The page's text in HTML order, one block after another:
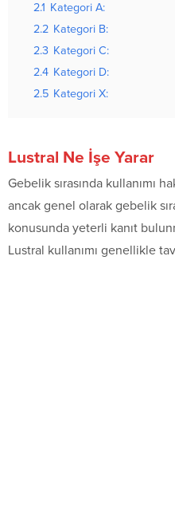
2.1 Kategori A:
2.2 Kategori B:
2.3 Kategori C:
2.4 Kategori D:
2.5 Kategori X:
Lustral Ne İşe Yarar
Gebelik sırasında kullanımı
ancak genel olarak gebelik
konusunda yeterli kanıt
Lustral kullanımı genellikle